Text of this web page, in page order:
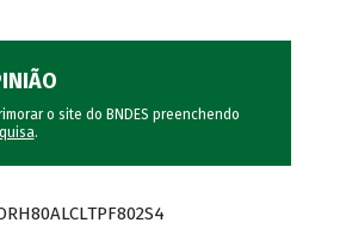
o site do BNDES preenchendo
.